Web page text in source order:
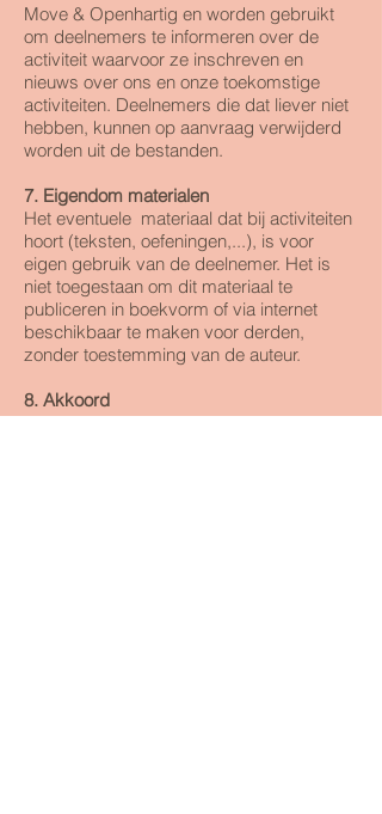
Move & Openhartig en worden gebruikt
om deelnemers te informeren over de
activiteit waarvoor ze inschreven en
nieuws over ons en onze toekomstige
activiteiten. Deelnemers die dat liever niet
hebben, kunnen op aanvraag verwijderd
worden uit de bestanden.
7. Eigendom materialen
Het eventuele materiaal dat bij activiteiten
hoort (teksten, oefeningen,...), is voor
eigen gebruik van de deelnemer. Het is
niet toegestaan om dit materiaal te
publiceren in boekvorm of via internet
beschikbaar te maken voor derden,
zonder toestemming van de auteur.
8. Akkoord
Door je in te schrijven in deze workshop